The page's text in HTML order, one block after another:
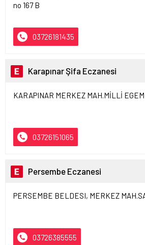
no 167 B
03726181435
Karapınar Şifa Eczanesi
KARAPINAR MERKEZ MAH.MİLLİ
03726151065
Persembe Eczanesi
PERSEMBE BELDESI, MERKEZ
03726385555